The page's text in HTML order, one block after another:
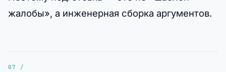
жалобы», а инженерная сборка аргументов.